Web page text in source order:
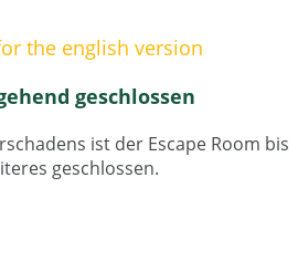
the english version
geschlossen
ist der Escape Room bis
geschlossen.